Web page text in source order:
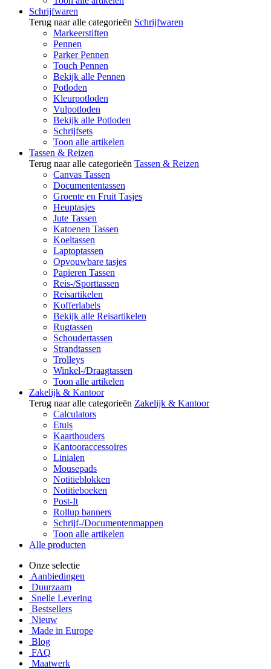
Schrijfwaren
Terug naar alle categorieën Schrijfwaren
Markeerstiften
Pennen
Parker Pennen
Touch Pennen
Bekijk alle Pennen
Potloden
Kleurpotloden
Vulpotloden
Bekijk alle Potloden
Schrijfsets
Toon alle artikelen
Tassen & Reizen
Terug naar alle categorieën Tassen & Reizen
Canvas Tassen
Documententassen
Groente en Fruit Tasjes
Heuptasjes
Jute Tassen
Katoenen Tassen
Koeltassen
Laptoptassen
Opvouwbare tasjes
Papieren Tassen
Reis-/Sporttassen
Reisartikelen
Kofferlabels
Bekijk alle Reisartikelen
Rugtassen
Schoudertassen
Strandtassen
Trolleys
Winkel-/Draagtassen
Toon alle artikelen
Zakelijk & Kantoor
Terug naar alle categorieën Zakelijk & Kantoor
Calculators
Etuis
Kaarthouders
Kantooraccessoires
Linialen
Mousepads
Notitieblokken
Notitieboeken
Post-It
Rollup banners
Schrijf-/Documentenmappen
Toon alle artikelen
Alle producten
Onze selectie
Aanbiedingen
Duurzaam
Snelle Levering
Bestsellers
Nieuw
Made in Europe
Blog
FAQ
Maatwerk